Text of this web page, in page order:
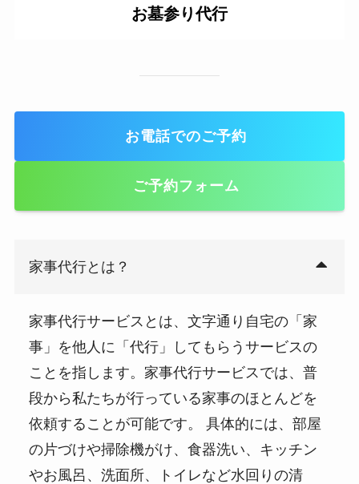
お墓参り代行
お電話でのご予約
ご予約フォーム
家事代行とは？
家事代行サービスとは、文字通り自宅の「家
事」を他人に「代行」してもらうサービスの
ことを指します。家事代行サービスでは、普
段から私たちが行っている家事のほとんどを
依頼することが可能です。 具体的には、部屋
の片づけや掃除機がけ、食器洗い、キッチン
やお風呂、洗面所、トイレなど水回りの清